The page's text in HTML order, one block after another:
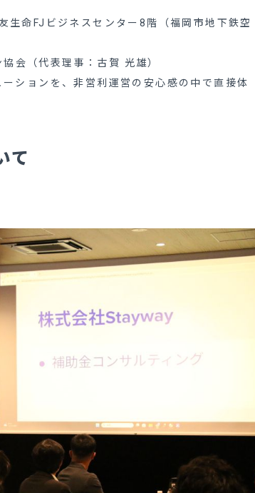
命FJビジネスセンター8階（福岡市地下鉄空
会（代表理事：古賀 光雄）
ションを、非営利運営の安心感の中で直接体
て